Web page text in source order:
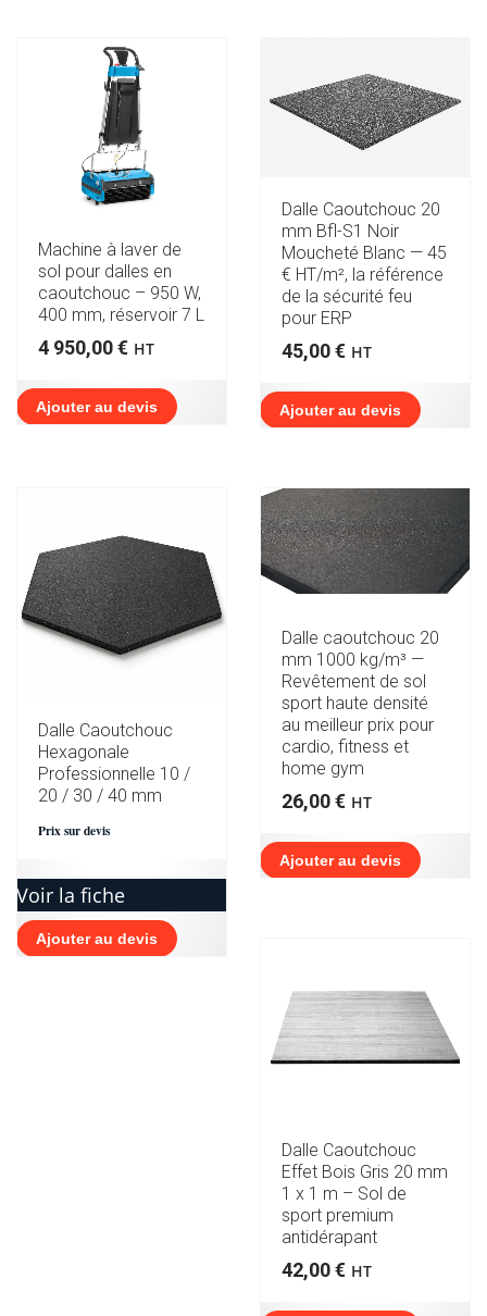
Machine à laver de
sol pour dalles en
caoutchouc – 950 W,
400 mm, réservoir 7 L
4 950,00€ HT
Ajouter au devis
Dalle Caoutchouc 20
mm Bfl-S1 Noir
Moucheté Blanc — 45
€ HT/m², la référence
de la sécurité feu
pour ERP
45,00€ HT
Ajouter au devis
Dalle Caoutchouc
Hexagonale
Professionnelle 10 /
20 / 30 / 40 mm
Prix sur devis
Voir la fiche
Ajouter au devis
Dalle caoutchouc 20
mm 1000 kg/m³ —
Revêtement de sol
sport haute densité
au meilleur prix pour
cardio, fitness et
home gym
26,00€ HT
Ajouter au devis
Dalle Caoutchouc
Effet Bois Gris 20 mm
1 x 1 m – Sol de
sport premium
antidérapant
42,00€ HT